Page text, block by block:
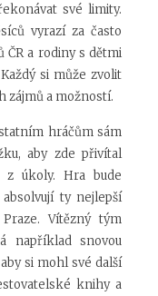
své limity.
vyrazí za často
ČR a rodiny s dětmi
si může zvolit
zájmů a možností.
hráčům sám
aby zde přivítal
úkoly. Hra bude
ty nejlepší
Vítězný tým
například snovou
si mohl své další
knihy a